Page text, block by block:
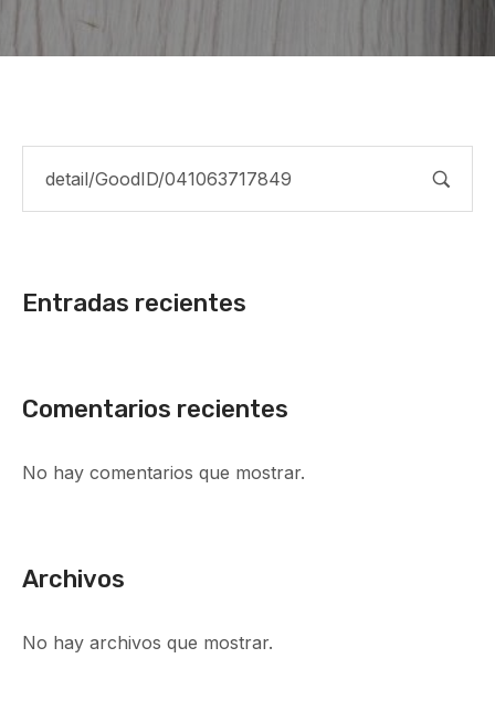
Entradas recientes
Comentarios recientes
No hay comentarios que mostrar.
Archivos
No hay archivos que mostrar.